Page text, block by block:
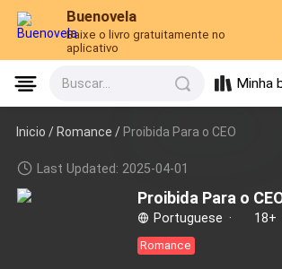
Buenovela
Baixe o livro gratuitamente no
aplicativo
Buscar... Minha
Inicio /Romance / Proibida Para o CEO
Last Updated: 2025-04-01
Proibida Para o
Portuguese · 18+
Romance